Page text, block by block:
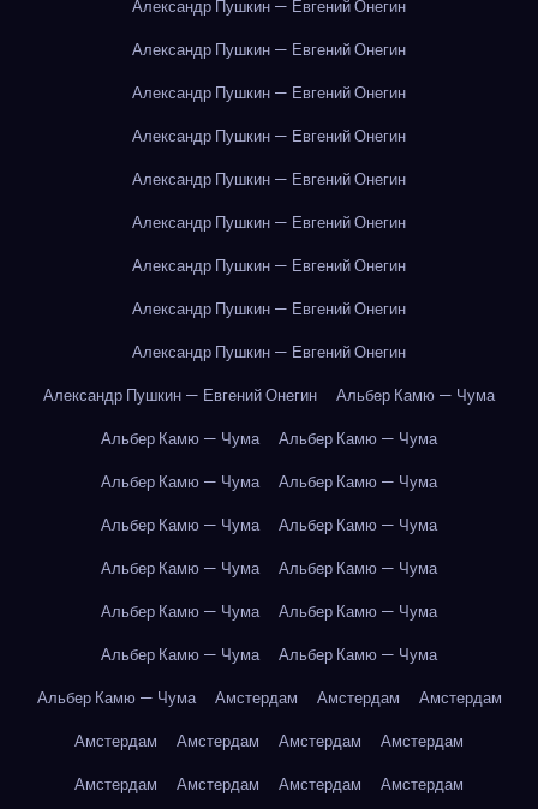
Александр Пушкин — Евгений Онегин
Александр Пушкин — Евгений Онегин
Александр Пушкин — Евгений Онегин
Александр Пушкин — Евгений Онегин
Александр Пушкин — Евгений Онегин
Александр Пушкин — Евгений Онегин
Александр Пушкин — Евгений Онегин
Александр Пушкин — Евгений Онегин
Александр Пушкин — Евгений Онегин
Александр Пушкин — Евгений Онегин
Альбер Камю — Чума
Альбер Камю — Чума
Альбер Камю — Чума
Альбер Камю — Чума
Альбер Камю — Чума
Альбер Камю — Чума
Альбер Камю — Чума
Альбер Камю — Чума
Альбер Камю — Чума
Альбер Камю — Чума
Альбер Камю — Чума
Альбер Камю — Чума
Альбер Камю — Чума
Альбер Камю — Чума
Амстердам Амстердам
Амстердам
Амстердам
Амстердам Амстердам
Амстердам
Амстердам
Амстердам Амстердам
Амстердам